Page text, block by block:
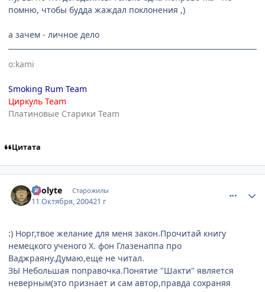
помню, чтобы будда жаждал поклонения ,)
а зачем - личное дело
o:kami
Smoking Rum Team
Циркуль Team
Платиновые Старики Team
Цитата
Acolyte Старожилы
11 Октября, 200421 г
:) Норг,твое желание для меня закон.Прочитай книгу
немецкого ученого X. фон Глазенаппа про
Ваджраяну.Думаю,еще не читал.
ЗЫ Небольшая поправочка.Понятие "Шакти" является
неверным(это признает и сам автор,правда сохраняя